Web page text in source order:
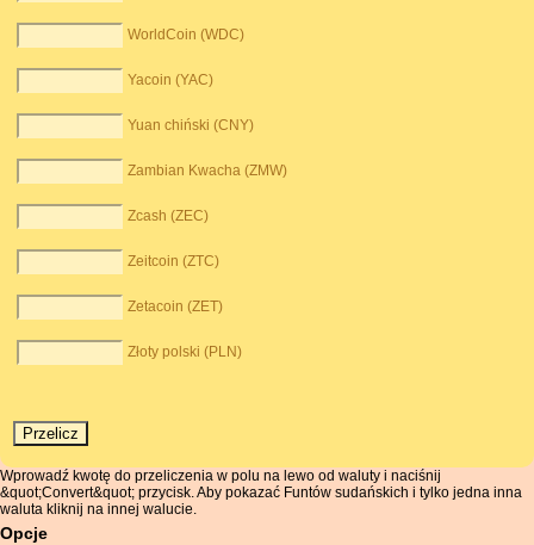
WorldCoin (WDC)
Yacoin (YAC)
Yuan chiński (CNY)
Zambian Kwacha (ZMW)
Zcash (ZEC)
Zeitcoin (ZTC)
Zetacoin (ZET)
Złoty polski (PLN)
Wprowadź kwotę do przeliczenia w polu na lewo od waluty i naciśnij
&quot;Convert&quot; przycisk. Aby pokazać Funtów sudańskich i tylko jedna inna
waluta kliknij na innej walucie.
Opcje